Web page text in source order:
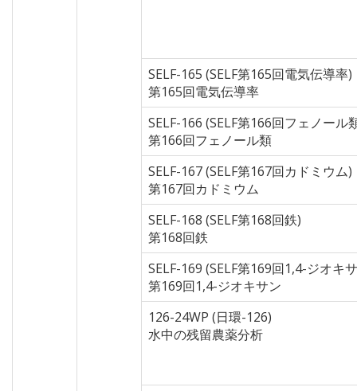
SELF-165 (SELF第165回電気伝導率)
第165回電気伝導率
SELF-166 (SELF第166回フェノール
第166回フェノール類
SELF-167 (SELF第167回カドミウム)
第167回カドミウム
SELF-168 (SELF第168回鉄)
第168回鉄
SELF-169 (SELF第169回1,4-ジオキ
第169回1,4-ジオキサン
126-24WP (日環-126)
水中の残留農薬分析